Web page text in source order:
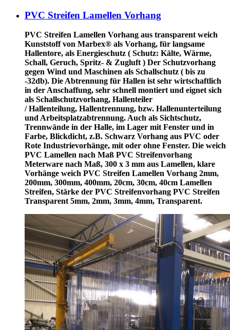
PVC Streifen Lamellen Vorhang
PVC Streifen Lamellen Vorhang aus transparent weich
Kunststoff von Marbex® als Vorhang, für langsame
Hallentore, als Energieschutz ( Schutz: Kälte, Wärme,
Schall, Geruch, Spritz- & Zugluft ) Der Schutzvorhang
gegen Wind und Maschinen als Schallschutz ( bis zu
-32db). Die Abtrennung für Hallen ist sehr wirtschaftlich
in der Anschaffung, sehr schnell montiert und eignet sich
als Schallschutzvorhang, Hallenteiler
/Hallenteilung, Hallentrennung, bzw. Hallenunterteilung
und Arbeitsplatzabtrennung. Auch als Sichtschutz,
Trennwände in der Halle, im Lager mit Fenster und in
Farbe, Blickdicht, z.B. Schwarz Vorhang aus PVC oder
Rote Industrievorhänge, mit oder ohne Fenster. Die weich
PVC Lamellen nach Maß PVC Streifenvorhang
Meterware nach Maß, 300 x 3 mm aus Lamellen, klare
Vorhänge weich PVC Streifen Lamellen Vorhang 2mm,
200mm, 300mm, 400mm, 20cm, 30cm, 40cm Lamellen
Streifen, Stärke der PVC Streifenvorhang PVC Streifen
Transparent 5mm, 2mm, 3mm, 4mm, Transparent.